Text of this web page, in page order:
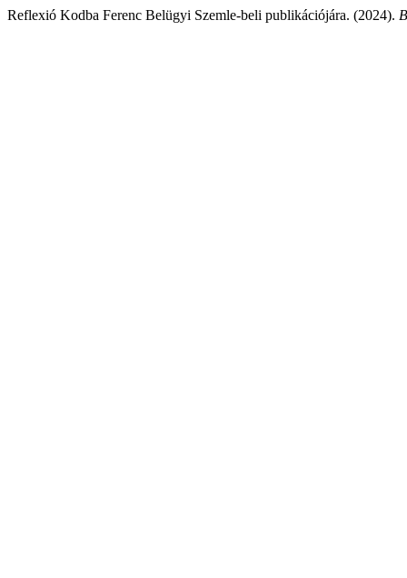
Reflexió Kodba Ferenc Belügyi Szemle-beli publikációjára. (2024).